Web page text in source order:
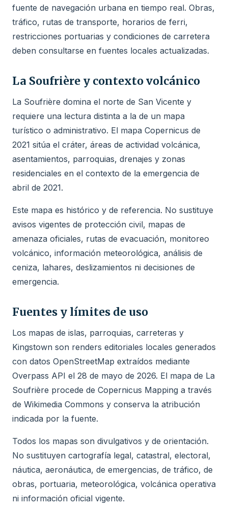
fuente de navegación urbana en tiempo real. Obras,
tráfico, rutas de transporte, horarios de ferri,
restricciones portuarias y condiciones de carretera
deben consultarse en fuentes locales actualizadas.
La Soufrière y contexto volcánico
La Soufrière domina el norte de San Vicente y
requiere una lectura distinta a la de un mapa
turístico o administrativo. El mapa Copernicus de
2021 sitúa el cráter, áreas de actividad volcánica,
asentamientos, parroquias, drenajes y zonas
residenciales en el contexto de la emergencia de
abril de 2021.
Este mapa es histórico y de referencia. No sustituye
avisos vigentes de protección civil, mapas de
amenaza oficiales, rutas de evacuación, monitoreo
volcánico, información meteorológica, análisis de
ceniza, lahares, deslizamientos ni decisiones de
emergencia.
Fuentes y límites de uso
Los mapas de islas, parroquias, carreteras y
Kingstown son renders editoriales locales generados
con datos OpenStreetMap extraídos mediante
Overpass API el 28 de mayo de 2026. El mapa de La
Soufrière procede de Copernicus Mapping a través
de Wikimedia Commons y conserva la atribución
indicada por la fuente.
Todos los mapas son divulgativos y de orientación.
No sustituyen cartografía legal, catastral, electoral,
náutica, aeronáutica, de emergencias, de tráfico, de
obras, portuaria, meteorológica, volcánica operativa
ni información oficial vigente.